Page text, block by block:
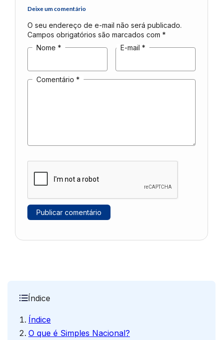
Deixe um comentário
O seu endereço de e-mail não será publicado.
Campos obrigatórios são marcados com *
Nome * E-mail *
Comentário *
Índice
Índice
O que é Simples Nacional?